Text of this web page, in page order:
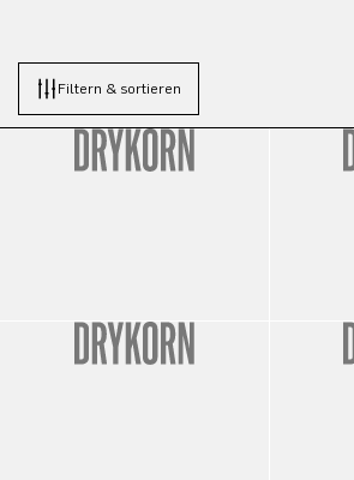
Filtern & sortieren